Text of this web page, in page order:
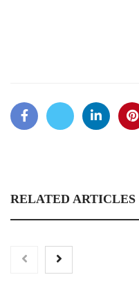
RELATED ARTICLES